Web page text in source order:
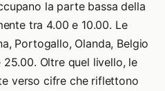
la parte bassa della
tra 4.00 e 10.00. Le
Portogallo, Olanda, Belgio
Oltre quel livello, le
verso cifre che riflettono